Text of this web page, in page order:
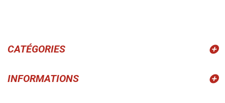
CATÉGORIES
INFORMATIONS